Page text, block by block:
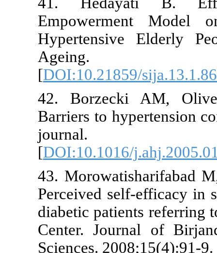
[
42.
Barriers to
[
43.
Perceived
diabetic
Center.
Sciences.